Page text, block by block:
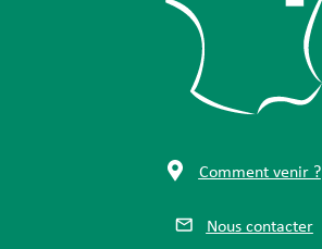
Comment venir ?
Nous contacter